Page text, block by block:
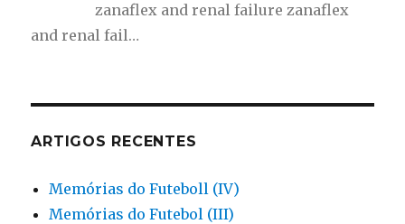
zanaflex and renal failure zanaflex
and renal fail…
ARTIGOS RECENTES
Memórias do Futeboll (IV)
Memórias do Futebol (III)